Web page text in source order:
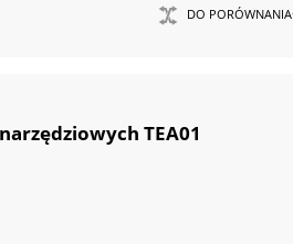
DO PORÓWNANIA
TEA01